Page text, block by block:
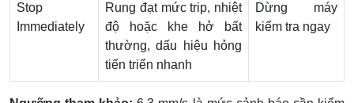
Stop
Immediately
Rung đạt mức trip, nhiệt
độ hoặc khe hở bất
thường, dấu hiệu hỏng
tiến triển nhanh
Dừng máy
kiểm tra ngay